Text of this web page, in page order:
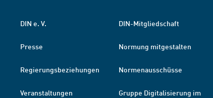
DIN e. V.
Presse
Regierungsbeziehungen
Veranstaltungen
DIN-Mitgliedschaft
Normung mitgestalten
Normenausschüsse
Gruppe Digitalisierung im